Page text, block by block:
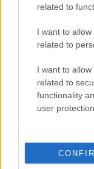
related to
I want to
related to
I want to
related to
functionality
user protection.
La sfida di
soccorso dopo il
Cristian Castiglioni · 6
PIÙ LETTI